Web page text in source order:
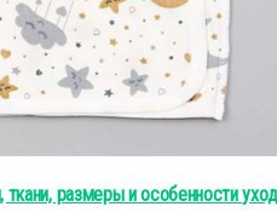
размеры и особенности